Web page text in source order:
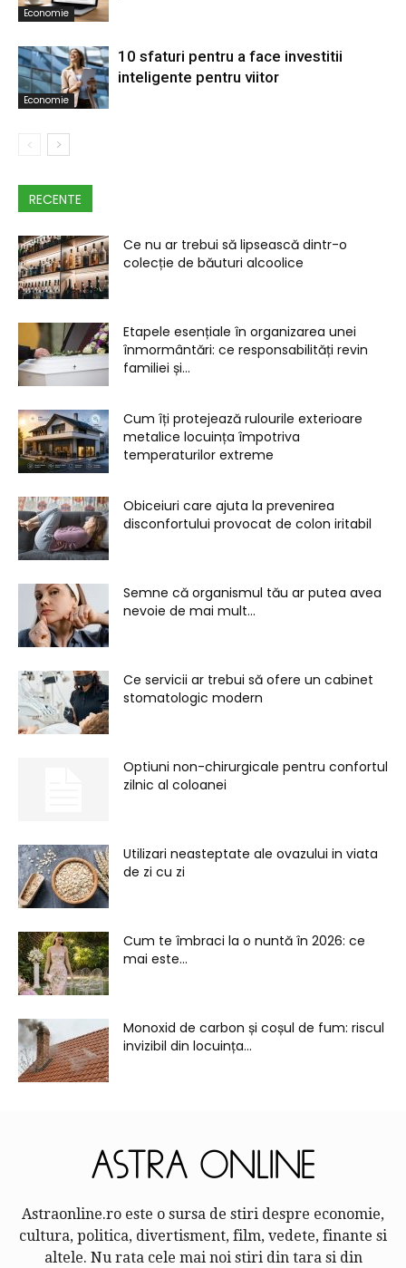
Economie
Economie
10 sfaturi pentru a face investitii
inteligente pentru viitor
RECENTE
Ce nu ar trebui să lipsească dintr-o
colecție de băuturi alcoolice
Etapele esențiale în organizarea unei
înmormântări: ce responsabilități revin
familiei și...
Cum îți protejează rulourile exterioare
metalice locuința împotriva
temperaturilor extreme
Obiceiuri care ajuta la prevenirea
disconfortului provocat de colon iritabil
Semne că organismul tău ar putea avea
nevoie de mai mult...
Ce servicii ar trebui să ofere un cabinet
stomatologic modern
Optiuni non-chirurgicale pentru confortul
zilnic al coloanei
Utilizari neasteptate ale ovazului in viata
de zi cu zi
Cum te îmbraci la o nuntă în 2026: ce
mai este...
Monoxid de carbon și coșul de fum: riscul
invizibil din locuința...
Astraonline.ro este o sursa de stiri despre economie,
cultura, politica, divertisment, film, vedete, finante si
altele. Nu rata cele mai noi stiri din tara si din